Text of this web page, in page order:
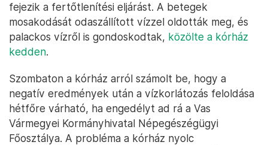
fejezik a fertőtlenítési eljárást. A betegek
mosakodását odaszállított vízzel oldották meg, és
palackos vízről is gondoskodtak, közölte a kórház
kedden.
Szombaton a kórház arról számolt be, hogy a
negatív eredmények után a vízkorlátozás feloldása
hétfőre várható, ha engedélyt ad rá a Vas
Vármegyei Kormányhivatal Népegészégügyi
Főosztálya. A probléma a kórház nyolc